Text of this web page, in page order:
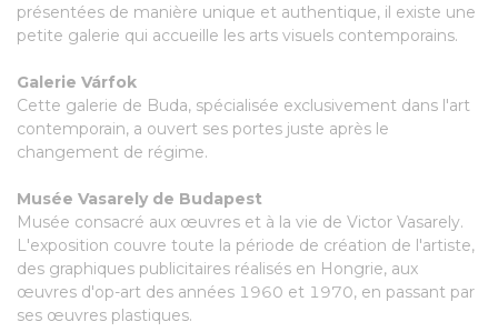
présentées de manière unique et authentique, il existe une
petite galerie qui accueille les arts visuels contemporains.
Galerie Várfok
Cette galerie de Buda, spécialisée exclusivement dans l'art
contemporain, a ouvert ses portes juste après le
changement de régime.
Musée Vasarely de Budapest
Musée consacré aux œuvres et à la vie de Victor Vasarely.
L'exposition couvre toute la période de création de l'artiste,
des graphiques publicitaires réalisés en Hongrie, aux
œuvres d'op-art des années 1960 et 1970, en passant par
ses œuvres plastiques.